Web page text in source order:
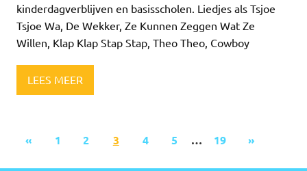
kinderdagverblijven en basisscholen. Liedjes als Tsjoe
Tsjoe Wa, De Wekker, Ze Kunnen Zeggen Wat Ze
Willen, Klap Klap Stap Stap, Theo Theo, Cowboy
LEES MEER
« 1 2 3 4 5 … 19 »